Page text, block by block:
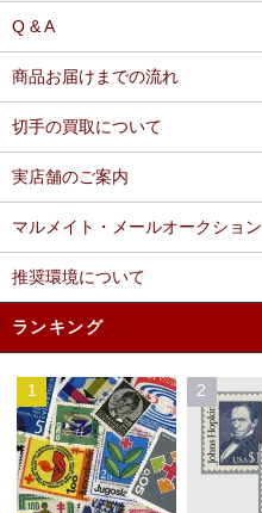
Q & A
商品お届けまでの流れ
切手の買取について
実店舗のご案内
マルメイト・メールオークション
推奨環境について
ランキング
1 2